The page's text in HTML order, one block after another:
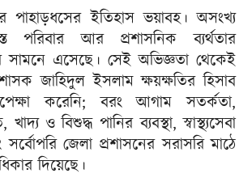
পাহাড়ধসের ইতিহাস ভয়াবহ। অসংখ্য
পরিবার আর প্রশাসনিক ব্যর্থতার
সামনে এসেছে। সেই অভিজ্ঞতা থেকেই
জাহিদুল ইসলাম ক্ষয়ক্ষতির হিসাব
করেনি; বরং আগাম সতর্কতা,
খাদ্য ও বিশুদ্ধ পানির ব্যবস্থা, স্বাস্থ্যসেবা
জেলা প্রশাসনের সরাসরি মাঠে
দিয়েছে।